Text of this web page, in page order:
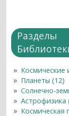
Разделы
Космические
Планеты (12)
Солнечно-
Астрофизика
Космическая